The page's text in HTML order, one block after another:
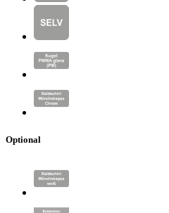
Optional